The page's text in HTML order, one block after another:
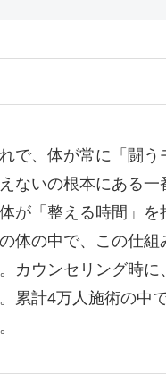
で、体が常に「闘
いの根本にある一
が「整える時間」
体の中で、この仕組
カウンセリング時
累計4万人施術の中